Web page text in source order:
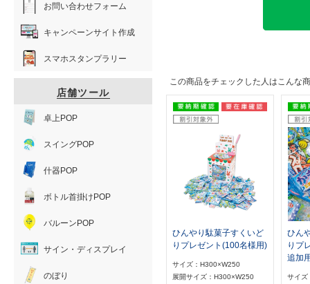
この商品をチェックした人はこんな
ひんやり駄菓子すくいど
りプレゼント(100名様用)
サイズ：H300×W250
展開サイズ：H300×W250
ひん
りプ
追加
サイズ
お問い合わせフォーム
キャンペーンサイト作成
スマホスタンプラリー
店舗ツール
卓上POP
スイングPOP
什器POP
ボトル首掛けPOP
バルーンPOP
サイン・ディスプレイ
のぼり